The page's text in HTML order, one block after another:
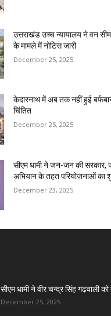
उत्तराखंड उच्च न्यायालय ने वन
के मामले में नोटिस जारी
December 25, 2025
केदारनाथ में अब तक नहीं हुई
चिंतित
December 25, 2025
सीएम धामी ने जन-जन की सरकार,
अभियान के तहत परियोजनाओं का
December 23, 2025
सीएम धामी ने वीर चन्द्र सिंह गढ़वाली को
December 25, 2025